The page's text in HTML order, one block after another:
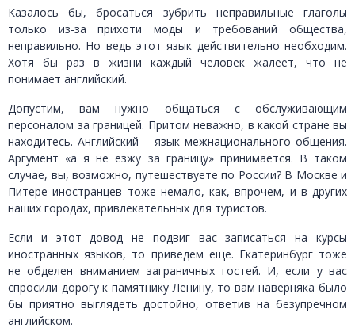
Казалось бы, бросаться зубрить неправильные глаголы
только из-за прихоти моды и требований общества,
неправильно. Но ведь этот язык действительно необходим.
Хотя бы раз в жизни каждый человек жалеет, что не
понимает английский.
Допустим, вам нужно общаться с обслуживающим
персоналом за границей. Притом неважно, в какой стране вы
находитесь. Английский – язык межнационального общения.
Аргумент «а я не езжу за границу» принимается. В таком
случае, вы, возможно, путешествуете по России? В Москве и
Питере иностранцев тоже немало, как, впрочем, и в других
наших городах, привлекательных для туристов.
Если и этот довод не подвиг вас записаться на курсы
иностранных языков, то приведем еще. Екатеринбург тоже
не обделен вниманием заграничных гостей. И, если у вас
спросили дорогу к памятнику Ленину, то вам наверняка было
бы приятно выглядеть достойно, ответив на безупречном
английском.